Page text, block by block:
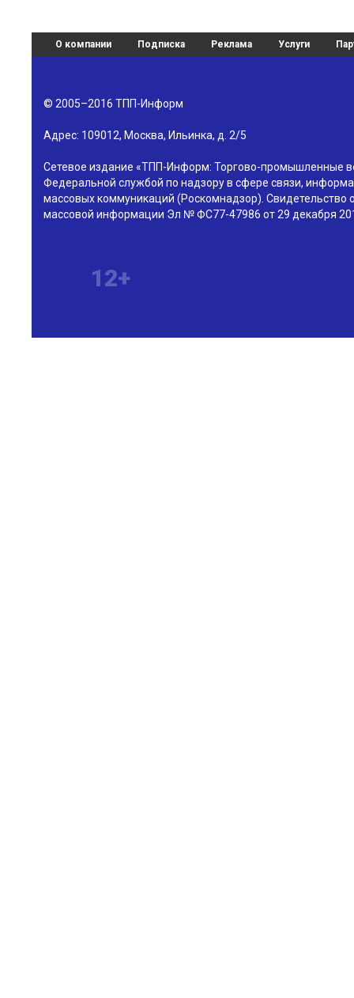
О компании Подписка Реклама Услуги
© 2005–2016 ТПП-Информ
Адрес: 109012, Москва, Ильинка, д. 2/5
Сетевое издание «ТПП-Информ: Торгово-промышленные
Федеральной службой по надзору в сфере связи,
массовых коммуникаций (Роскомнадзор). Свидетельство
массовой информации Эл № ФС77-47986 от 29 декабря
12+